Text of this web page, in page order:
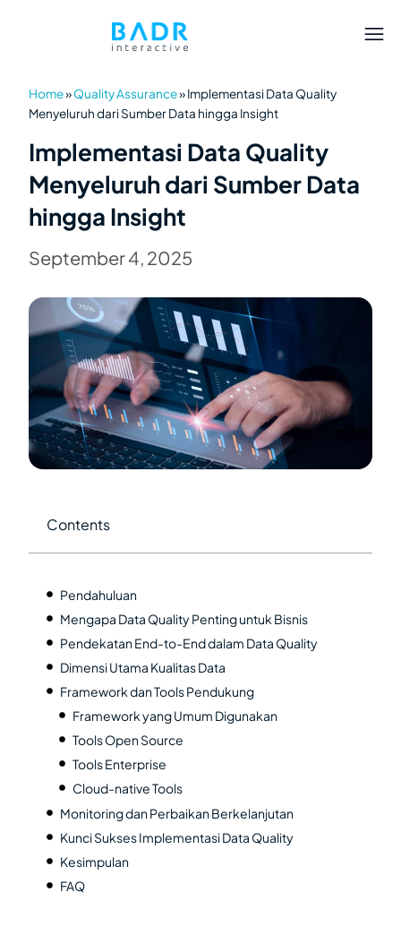
Home»Quality Assurance»Implementasi Data Quality
Menyeluruh dari Sumber Data hingga Insight
Implementasi Data Quality
Menyeluruh dari Sumber Data
hingga Insight
September 4, 2025
Contents
Pendahuluan
Mengapa Data Quality Penting untuk Bisnis
Pendekatan End-to-End dalam Data Quality
Dimensi Utama Kualitas Data
Framework dan Tools Pendukung
Framework yang Umum Digunakan
Tools Open Source
Tools Enterprise
Cloud-native Tools
Monitoring dan Perbaikan Berkelanjutan
Kunci Sukses Implementasi Data Quality
Kesimpulan
FAQ